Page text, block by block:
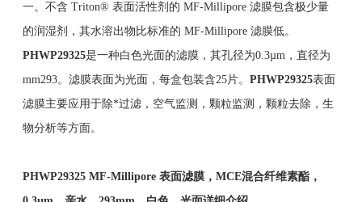
一。不含 Triton® 表面活性剂的 MF-Millipore 滤膜包含极少量
的润湿剂，其水溶出物比标准的 MF-Millipore 滤膜低。
PHWP29325是一种白色光面的滤膜，其孔径为0.3µm，直径为
mm293。滤膜表面为光面，每盒包装含25片。 PHWP29325表面
滤膜主要应用于除*过滤，空气监测，颗粒监测，颗粒去除，生
物分析等方面。
PHWP29325 MF-Millipore 表面滤膜， MCE混合纤维素酯，